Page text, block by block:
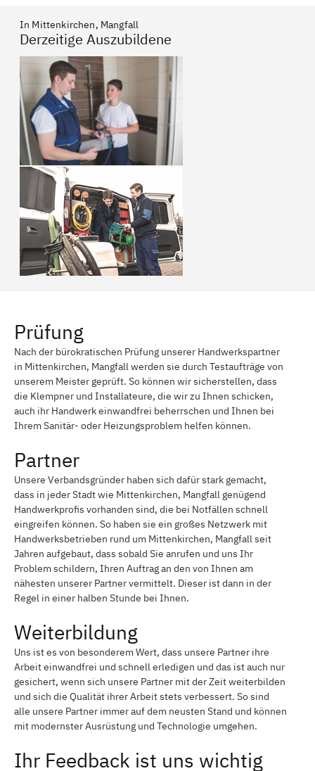
In Mittenkirchen, Mangfall
Derzeitige Auszubildene
Prüfung
Nach der bürokratischen Prüfung unserer Handwerkspartner
in Mittenkirchen, Mangfall werden sie durch Testaufträge von
unserem Meister geprüft. So können wir sicherstellen, dass
die Klempner und Installateure, die wir zu Ihnen schicken,
auch ihr Handwerk einwandfrei beherrschen und Ihnen bei
Ihrem Sanitär- oder Heizungsproblem helfen können.
Partner
Unsere Verbandsgründer haben sich dafür stark gemacht,
dass in jeder Stadt wie Mittenkirchen, Mangfall genügend
Handwerkprofis vorhanden sind, die bei Notfällen schnell
eingreifen können. So haben sie ein großes Netzwerk mit
Handwerksbetrieben rund um Mittenkirchen, Mangfall seit
Jahren aufgebaut, dass sobald Sie anrufen und uns Ihr
Problem schildern, Ihren Auftrag an den von Ihnen am
nähesten unserer Partner vermittelt. Dieser ist dann in der
Regel in einer halben Stunde bei Ihnen.
Weiterbildung
Uns ist es von besonderem Wert, dass unsere Partner ihre
Arbeit einwandfrei und schnell erledigen und das ist auch nur
gesichert, wenn sich unsere Partner mit der Zeit weiterbilden
und sich die Qualität ihrer Arbeit stets verbessert. So sind
alle unsere Partner immer auf dem neusten Stand und können
mit modernster Ausrüstung und Technologie umgehen.
Ihr Feedback ist uns wichtig